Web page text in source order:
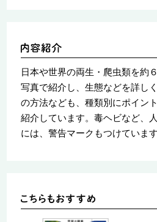
日本や世界の両生・爬虫類を約
写真で紹介し、生態などを詳し
の方法なども、種類別にポイン
紹介しています。毒ヘビなど、
には、警告マークもつけています